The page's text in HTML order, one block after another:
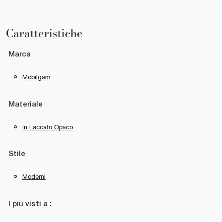
Caratteristiche
Marca
Mobilgam
Materiale
In Laccato Opaco
Stile
Moderni
I più visti a :